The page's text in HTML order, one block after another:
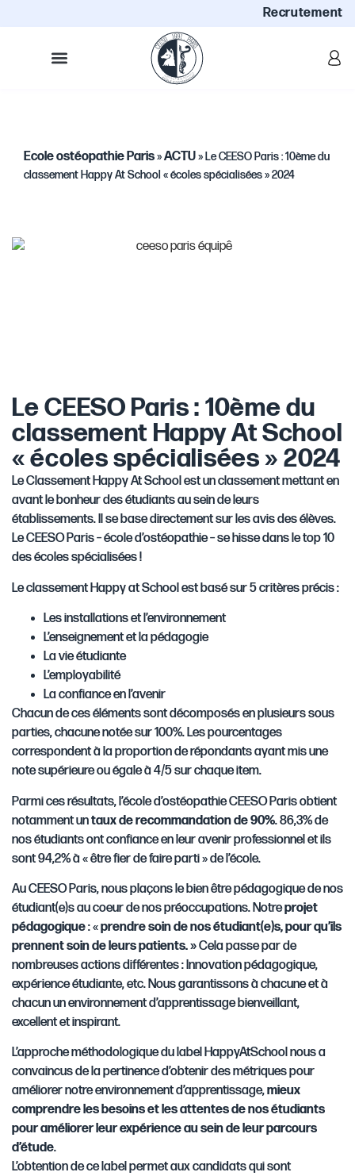
Recrutement
Ecole ostéopathie Paris»ACTU» Le CEESO Paris : 10ème du
classement Happy At School « écoles spécialisées » 2024
Le CEESO Paris : 10ème du
classement Happy At School
« écoles spécialisées » 2024
Le Classement Happy At School est un classement mettant en
avant le bonheur des étudiants au sein de leurs
établissements. Il se base directement sur les avis des élèves.
Le CEESO Paris – école d’ostéopathie – se hisse dans le top 10
des écoles spécialisées !
Le classement Happy at School est basé sur 5 critères précis :
Les installations et l’environnement
L’enseignement et la pédagogie
La vie étudiante
L’employabilité
La confiance en l’avenir
Chacun de ces éléments sont décomposés en plusieurs sous
parties, chacune notée sur 100%. Les pourcentages
correspondent à la proportion de répondants ayant mis une
note supérieure ou égale à 4/5 sur chaque item.
Parmi ces résultats, l’école d’ostéopathie CEESO Paris obtient
notamment untaux de recommandation de 90%. 86,3% de
nos étudiants ont confiance en leur avenir professionnel et ils
sont 94,2% à « être fier de faire parti » de l’école.
Au CEESO Paris, nous plaçons le bien être pédagogique de nos
étudiant(e)s au coeur de nos préoccupations. Notreprojet
pédagogique: «prendre soin de nos étudiant(e)s, pour qu’ils
prennent soin de leurs patients. »Cela passe par de
nombreuses actions différentes : Innovation pédagogique,
expérience étudiante, etc. Nous garantissons à chacune et à
chacun un environnement d’apprentissage bienveillant,
excellent et inspirant.
L’approche méthodologique du label HappyAtSchool nous a
convaincus de la pertinence d’obtenir des métriques pour
améliorer notre environnement d’apprentissage,mieux
comprendre les besoins et les attentes de nos étudiants
pour améliorer leur expérience au sein de leur parcours
d’étude.
L’obtention de ce label permet aux candidats qui sont